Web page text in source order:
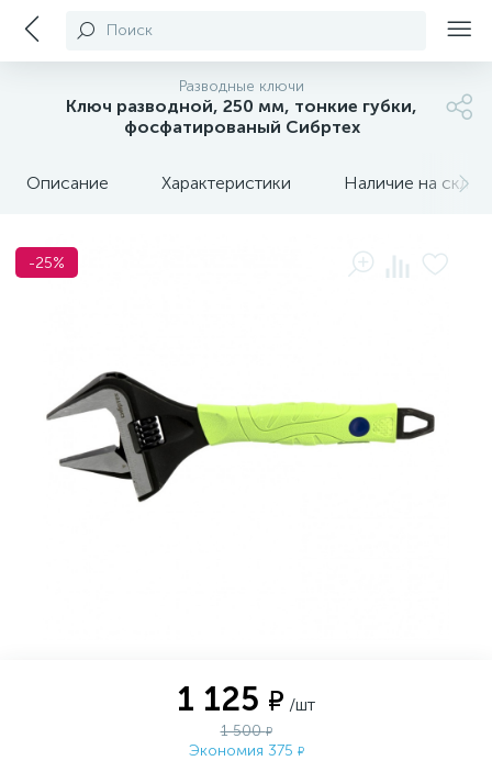
Поиск
Разводные ключи
Ключ разводной, 250 мм, тонкие губки,
фосфатированый Сибртех
Описание Характеристики Наличие на
-25%
1 125 ₽ /шт
1 500₽
Экономия 375 ₽